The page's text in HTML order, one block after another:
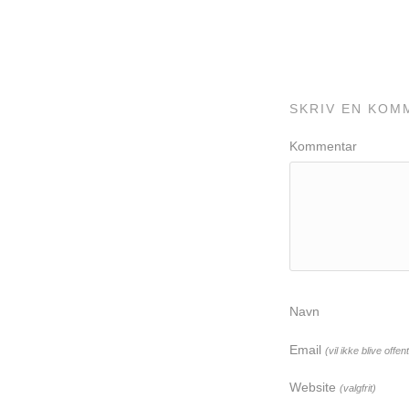
SKRIV EN
Kommentar
Navn
Email (vil ikke blive
Website (valgfrit)